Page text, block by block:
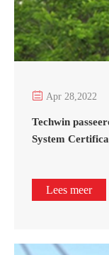
 Apr 28,2022
Techwin
System
Lees meer